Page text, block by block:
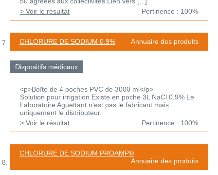
> Voir le résultat
Pertinence : 100%
CHLORURE DE SODIUM 0.9% Annuaire des produits
Dispositifs médicaux
<p>Boîte de 4 poches PVC de 3000 ml</p>
Solution pour irrigation Existe en poche 3L NaCl 0,9% Le
Laboratoire Aguettant n'est pas le fabricant mais
uniquement le distributeur.
> Voir le résultat
Pertinence : 100%
CHLORURE DE SODIUM PROAMP®
Annuaire des produits